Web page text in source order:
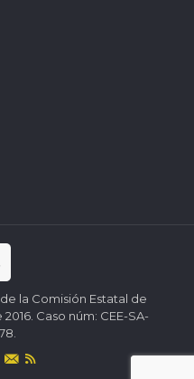
la Comisión Estatal de
Caso núm: CEE-SA-